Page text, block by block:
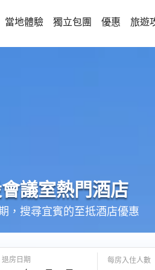
當地體驗 獨立包團 優惠 旅遊
議室熱門酒店
，搜尋宜賓的至抵酒店優惠
退房日期 每房入住人數